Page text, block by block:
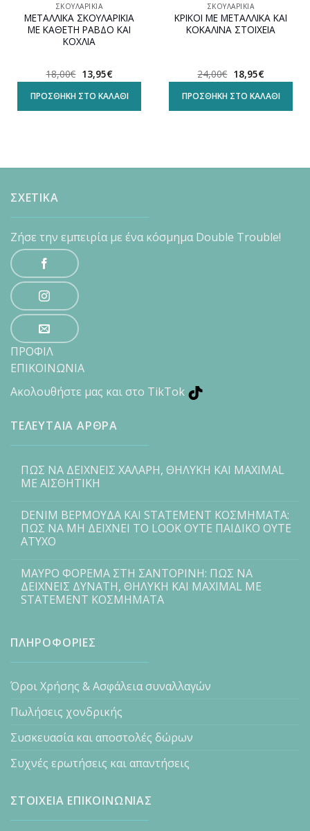
ΣΚΟΥΛΑΡΊΚΙΑ
ΜΕΤΑΛΛΙΚΑ ΣΚΟΥΛΑΡΙΚΙΑ
ΜΕ ΚΑΘΕΤΗ ΡΑΒΔΟ ΚΑΙ
ΚΟΧΛΙΑ
18,00€ Original
price
was:
18,00€.
13,95€Η
τρέχουσα
τιμή
είναι:
13,95€.
ΠΡΟΣΘΉΚΗ ΣΤΟ ΚΑΛΆΘΙ
ΣΚΟΥΛΑΡΊΚΙΑ
ΚΡΙΚΟΙ ΜΕ ΜΕΤΑΛΛΙΚΑ ΚΑΙ
ΚΟΚΑΛΙΝΑ ΣΤΟΙΧΕΙΑ
24,00€ Original
price
was:
24,00€.
18,95€Η
τρέχουσα
τιμή
είναι:
18,95€.
ΠΡΟΣΘΉΚΗ ΣΤΟ ΚΑΛΆΘΙ
ΣΧΕΤΙΚΑ
Ζήσε την εμπειρία με ένα κόσμημα Double Trouble!
ΠΡΟΦΙΛ
ΕΠΙΚΟΙΝΩΝΙΑ
Ακολουθήστε μας και στο TikTok
ΤΕΛΕΥΤΑΙΑ ΑΡΘΡΑ
ΠΩΣ ΝΑ ΔΕΙΧΝΕΙΣ ΧΑΛΑΡΗ, ΘΗΛΥΚΗ ΚΑΙ MAXIMAL
ΜΕ ΑΙΣΘΗΤΙΚΗ
DENIM ΒΕΡΜΟΥΔΑ ΚΑΙ STATEMENT ΚΟΣΜΗΜΑΤΑ:
ΠΩΣ ΝΑ ΜΗ ΔΕΙΧΝΕΙ ΤΟ LOOK ΟΥΤΕ ΠΑΙΔΙΚΟ ΟΥΤΕ
ΑΤΥΧΟ
ΜΑΥΡΟ ΦΟΡΕΜΑ ΣΤΗ ΣΑΝΤΟΡΙΝΗ: ΠΩΣ ΝΑ
ΔΕΙΧΝΕΙΣ ΔΥΝΑΤΗ, ΘΗΛΥΚΗ ΚΑΙ MAXIMAL ΜΕ
STATEMENT ΚΟΣΜΗΜΑΤΑ
ΠΛΗΡΟΦΟΡΙΕΣ
Όροι Χρήσης & Ασφάλεια συναλλαγών
Πωλήσεις χονδρικής
Συσκευασία και αποστολές δώρων
Συχνές ερωτήσεις και απαντήσεις
ΣΤΟΙΧΕΙΑ ΕΠΙΚΟΙΝΩΝΙΑΣ